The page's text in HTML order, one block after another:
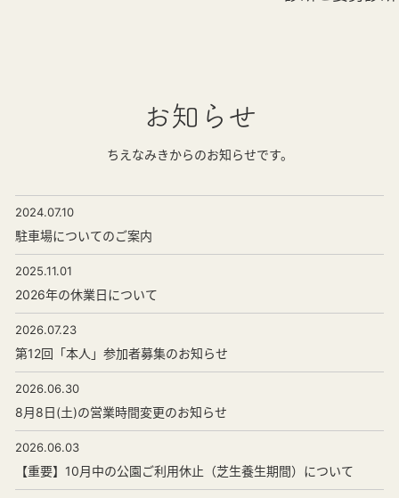
お知らせ
ちえなみきからのお知らせです。
2024.07.10
駐車場についてのご案内
2025.11.01
2026年の休業日について
2026.07.23
第12回「本人」参加者募集のお知らせ
2026.06.30
8月8日(土)の営業時間変更のお知らせ
2026.06.03
【重要】10月中の公園ご利用休止（芝生養生期間）について